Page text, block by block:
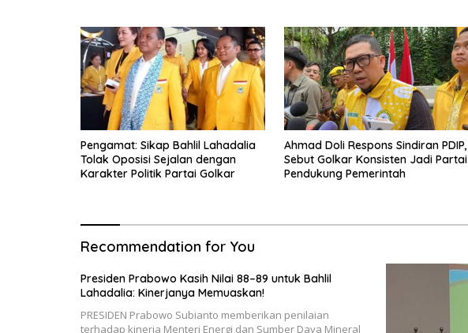
Pengamat: Sikap Bahlil Lahadalia
Tolak Oposisi Sejalan dengan
Karakter Politik Partai Golkar
Ahmad Doli Respons Sindiran PDIP,
Sebut Golkar Konsisten Jadi Partai
Pendukung Pemerintah
Recommendation for You
Presiden Prabowo Kasih Nilai 88–89 untuk Bahlil
Lahadalia: Kinerjanya Memuaskan!
PRESIDEN Prabowo Subianto memberikan penilaian
terhadap kinerja Menteri Energi dan Sumber Daya Mineral